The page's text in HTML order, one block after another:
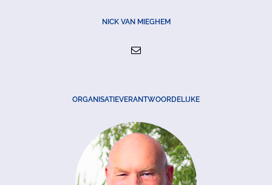
NICK VAN MIEGHEM
ORGANISATIEVERANTWOORDELIJKE